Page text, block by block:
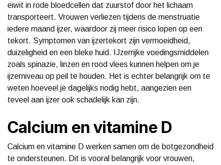
eiwit in rode bloedcellen dat zuurstof door het lichaam
transporteert. Vrouwen verliezen tijdens de menstruatie
iedere maand ijzer, waardoor zij meer risico lopen op een
tekort. Symptomen van ijzertekort zijn vermoeidheid,
duizeligheid en een bleke huid. IJzerrijke voedingsmiddelen
zoals spinazie, linzen en rood vlees kunnen helpen om je
ijzerniveau op peil te houden. Het is echter belangrijk om te
weten hoeveel je dagelijks nodig hebt, aangezien een
teveel aan ijzer ook schadelijk kan zijn.
Calcium en vitamine D
Calcium en vitamine D werken samen om de botgezondheid
te ondersteunen. Dit is vooral belangrijk voor vrouwen,